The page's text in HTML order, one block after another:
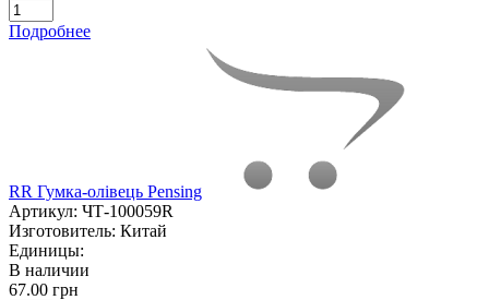
Подробнее
RR Гумка-олівець Pensing
Артикул: ЧТ-100059R
Изготовитель: Китай
Единицы:
В наличии
67.00 грн